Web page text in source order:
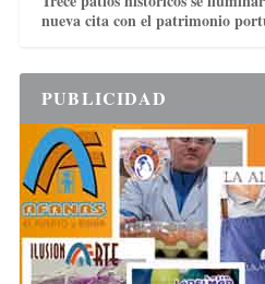
nueva cita con el patrimonio
PUBLICIDAD